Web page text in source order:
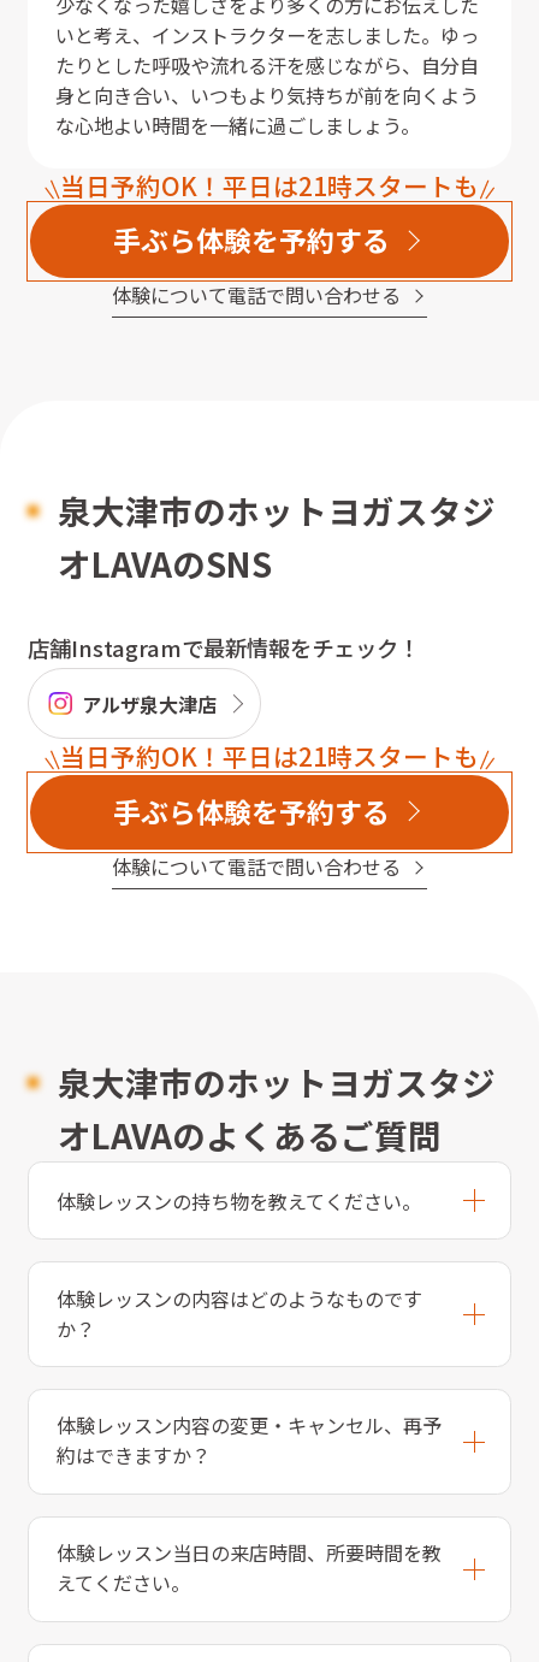
いと考え、インストラクターを志しました。ゆっ
たりとした呼吸や流れる汗を感じながら、自分自
身と向き合い、いつもより気持ちが前を向くよう
な心地よい時間を一緒に過ごしましょう。
当日予約OK！平日は21時スタートも
手ぶら体験を予約する
体験について電話で問い合わせる
泉大津市のホットヨガスタジ
オLAVAのSNS
店舗Instagramで最新情報をチェック！
アルザ泉大津店
当日予約OK！平日は21時スタートも
手ぶら体験を予約する
体験について電話で問い合わせる
泉大津市のホットヨガスタジ
オLAVAのよくあるご質問
体験レッスンの持ち物を教えてください。
体験レッスンの内容はどのようなものです
か？
体験レッスン内容の変更・キャンセル、再予
約はできますか？
体験レッスン当日の来店時間、所要時間を教
えてください。